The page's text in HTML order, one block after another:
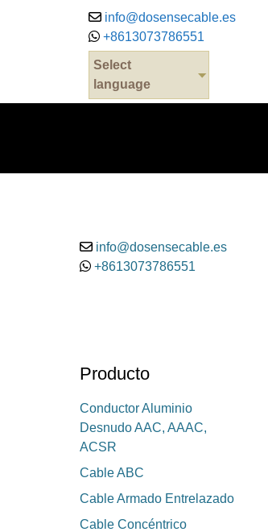
info@dosensecable.es
+8613073786551
Select
language
info@dosensecable.es
+8613073786551
Producto
Conductor Aluminio
Desnudo AAC, AAAC,
ACSR
Cable ABC
Cable Armado Entrelazado
Cable Concéntrico